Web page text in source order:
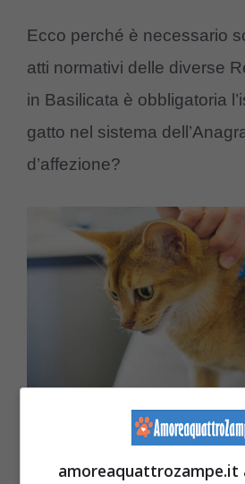
Ecco perché è necessario
atti normativi delle diverse
in Basilicata è obbligatoria
gatto nel sistema
d’affezione?
(Foto Adobe Stock)
La risposta è negativa:
amoreaquattrozampe.it